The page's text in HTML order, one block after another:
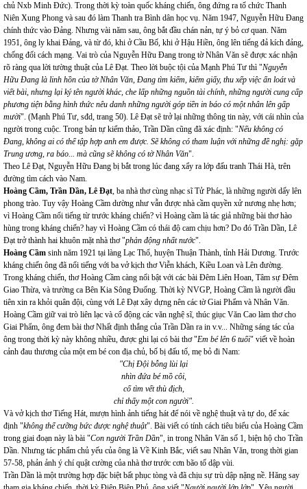
chủ Nxb Minh Đức). Trong thời kỳ toàn quốc kháng chiến, ông đứng ra tổ chức Thanh
Niên Xung Phong và sau đó làm Thanh tra Bình dân học vụ. Năm 1947, Nguyễn Hữu Đang
chính thức vào Đảng. Nhưng vài năm sau, ông bắt đầu chán nản, tự ý bỏ cơ quan. Năm
1951, ông ly khai Đảng, và từ đó, khi ở Cầu Bố, khi ở Hậu Hiền, ông lên tiếng đả kích đảng,
chống đối cách mạng. Vai trò của Nguyễn Hữu Đang trong tờ Nhân Văn sẽ được xác nhận
rõ ràng qua lời tường thuật của Lê Đạt. Theo lời buộc tội của Mạnh Phú Tư thì "Nguyễn
Hữu Đang là linh hồn của tờ Nhân Văn, Đang tìm kiếm, kiếm giấy, thu xếp việc ấn loát và
viết bài, nhưng lại ký tên người khác, che lấp những nguồn tài chính, những người cung cấp
phương tiện bằng hình thức nêu danh những người góp tiền in báo có một nhân lên gấp
mười". (Mạnh Phú Tư, sđd, trang 50). Lê Đạt sẽ trở lại những thông tin này, với cái nhìn của
người trong cuộc. Trong bản tự kiểm thảo, Trần Dần cũng đã xác định: "Nếu không có
Đang, không ai có thể tập hợp anh em được. Sẽ không có tham luận với những đề nghị: gặp
Trung ương, ra báo... mà cũng sẽ không có tờ Nhân Văn".
Theo Lê Đạt, Nguyễn Hữu Đang bị bắt trong lúc đang xẩy ra lớp đấu tranh Thái Hà, trên
đường tìm cách vào Nam.
Hoàng Cầm, Trần Dần, Lê Đạt, ba nhà thơ cùng nhạc sĩ Tử Phác, là những người dấy lên
phong trào. Tuy vậy Hoàng Cầm dường như vẫn được nhà cầm quyền xử nương nhẹ hơn;
vì Hoàng Cầm nổi tiếng từ trước kháng chiến? vì Hoàng cầm là tác giả những bài thơ hào
hùng trong kháng chiến? hay vì Hoàng Cầm có thái độ cam chịu hơn? Do đó Trần Dần, Lê
Đạt trở thành hai khuôn mặt nhà thơ "phản động nhất nước".
Hoàng Cầm sinh năm 1921 tại làng Lạc Thổ, huyện Thuận Thành, tỉnh Hải Dương. Trước
kháng chiến ông đã nổi tiếng với ba vở kịch thơ Viễn khách, Kiều Loan và Lên đường.
Trong kháng chiến, thơ Hoàng Cầm càng nổi bật với các bài Đêm Liên Hoan, Tâm sự Đêm
Giao Thừa, và trường ca Bên Kia Sông Đuống. Thời kỳ NVGP, Hoàng Cầm là người đầu
tiên xin ra khỏi quân đội, cùng với Lê Đạt xây dựng nên các tờ Giai Phẩm và Nhân Văn.
Hoàng Cầm giữ vai trò liên lạc và cổ động các văn nghệ sĩ, thúc giục Văn Cao làm thơ cho
Giai Phẩm, ông đem bài thơ Nhất định thắng của Trần Dần ra in v.v... Những sáng tác của
ông trong thời kỳ này không nhiều, được ghi lại có bài thơ "Em bé lên 6 tuổi" viết về hoàn
cảnh đau thương của một em bé con địa chủ, bố bị đấu tố, mẹ bỏ đi Nam:
"Chị Đội bỗng lùi lại
nhìn đứa bé mồ côi,
cố tìm vết thù địch,
chỉ thấy một con người".
Và vở kịch thơ Tiếng Hát, mượn hình ảnh tiếng hát để nói về nghệ thuật và tự do, để xác
định "không thể cưỡng bức được nghệ thuật". Bài viết có tính cách tiêu biểu của Hoàng Cầm
trong giai đoạn này là bài "Con người Trần Dần", in trong Nhân Văn số 1, biện hộ cho Trần
Dần. Nhưng tác phẩm chủ yếu của ông là Về Kinh Bắc, viết sau Nhân Văn, trong thời gian
57-58, phản ảnh ý chí quật cường của nhà thơ trước cơn bão tố dập vùi.
Trần Dần là một trường hợp đặc biệt bất phục tòng và đã chịu sự trù dập nặng nề. Hăng say